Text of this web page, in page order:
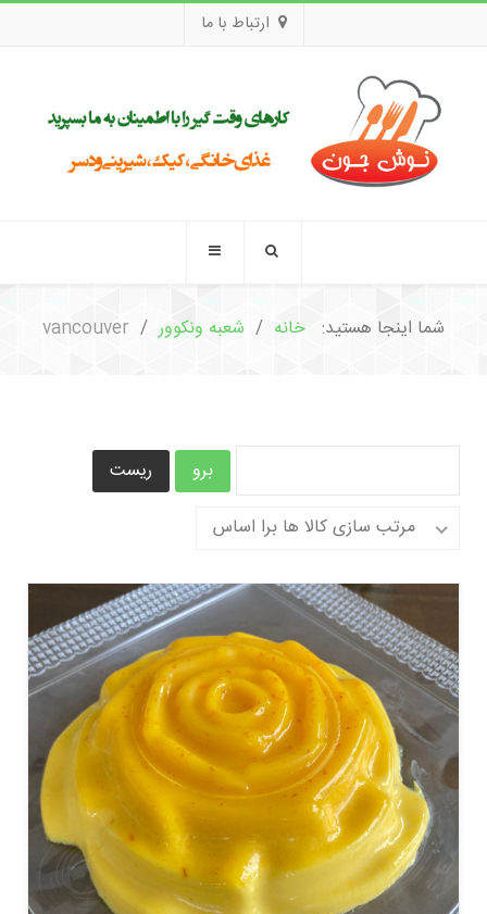
ارتباط با ما
شما اینجا هستید: خانه شعبه ونکوور vancouver
مرتب سازی کالا ها برا اساس